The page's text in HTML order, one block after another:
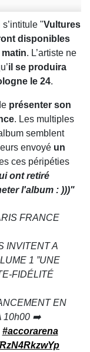
"Vultures
disponibles
. L’artiste ne
il se produira
le 24.
présenter son
. Les multiples
semblent
envoyé un
ces péripéties
ont retiré
l'album : )))"
FRANCE
INVITENT A
1 ”UNE
FIDÉLITÉ
EN
10h00 ➡️
#accorarena